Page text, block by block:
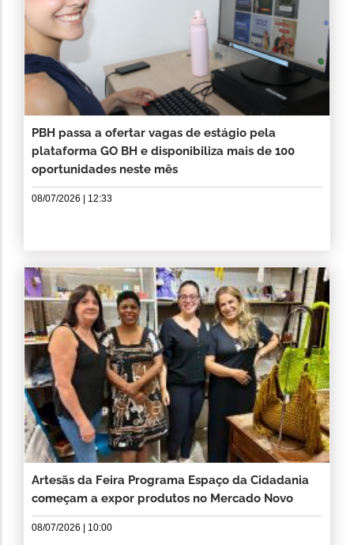
PBH passa a ofertar vagas de estágio pela
plataforma GO BH e disponibiliza mais de 100
oportunidades neste mês
08/07/2026 | 12:33
Artesãs da Feira Programa Espaço da Cidadania
começam a expor produtos no Mercado Novo
08/07/2026 | 10:00